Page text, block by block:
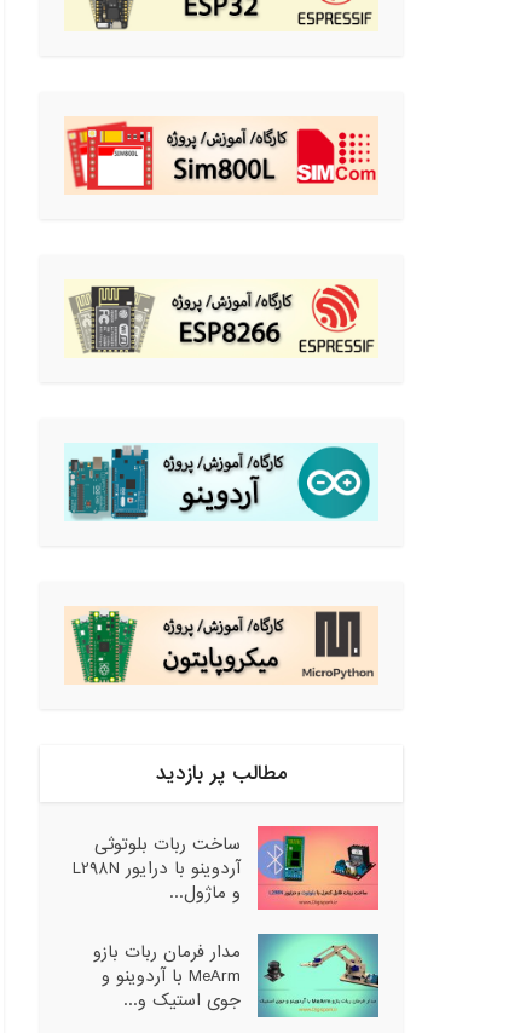
مطالب پر بازدید
ساخت ربات بلوتوثی
آردوینو با درایور L298N
و ماژول...
مدار فرمان ربات بازو
MeArm با آردوینو و
جوی استیک و...